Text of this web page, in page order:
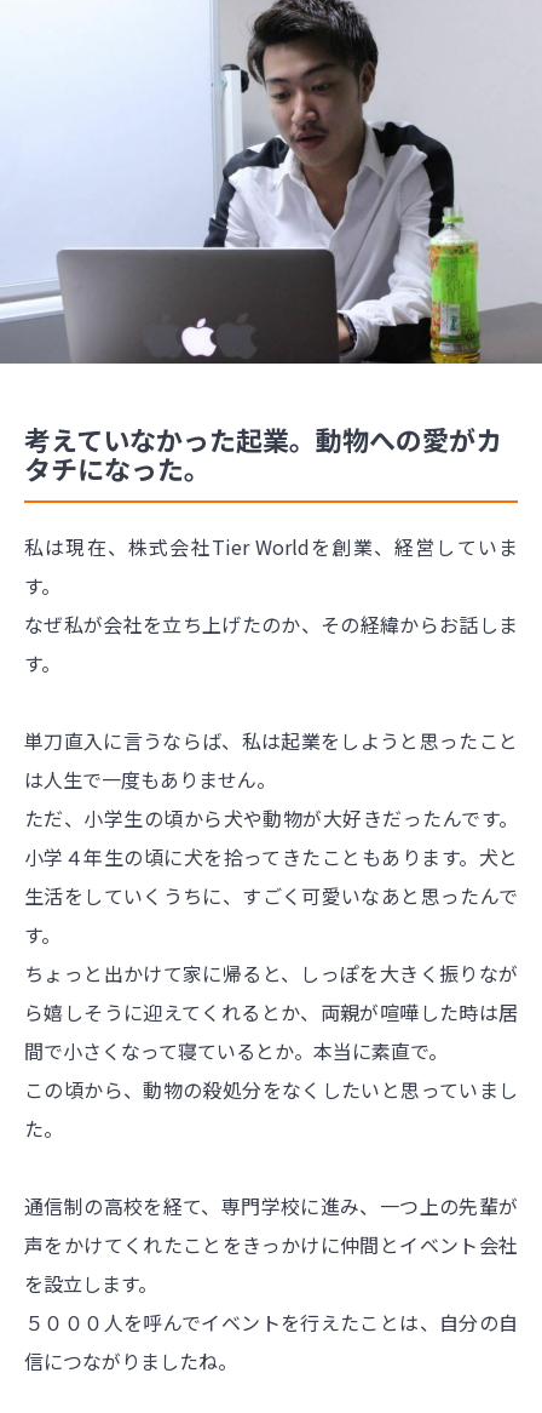
考えていなかった起業。動物への愛がカ
タチになった。
私は現在、株式会社Tier Worldを創業、経営していま
す。
なぜ私が会社を立ち上げたのか、その経緯からお話しま
す。
単刀直入に言うならば、私は起業をしようと思ったこと
は人生で一度もありません。
ただ、小学生の頃から犬や動物が大好きだったんです。
小学４年生の頃に犬を拾ってきたこともあります。犬と
生活をしていくうちに、すごく可愛いなあと思ったんで
す。
ちょっと出かけて家に帰ると、しっぽを大きく振りなが
ら嬉しそうに迎えてくれるとか、両親が喧嘩した時は居
間で小さくなって寝ているとか。本当に素直で。
この頃から、動物の殺処分をなくしたいと思っていまし
た。
通信制の高校を経て、専門学校に進み、一つ上の先輩が
声をかけてくれたことをきっかけに仲間とイベント会社
を設立します。
５０００人を呼んでイベントを行えたことは、自分の自
信につながりましたね。